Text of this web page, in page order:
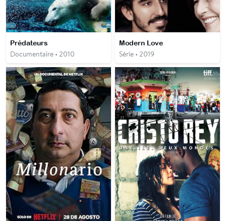
Prédateurs
Documentaire • 2010
Modern Love
Série • 2019